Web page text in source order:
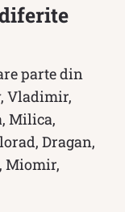
parte din
Vladimir,
Milica,
Dragan,
Miomir,